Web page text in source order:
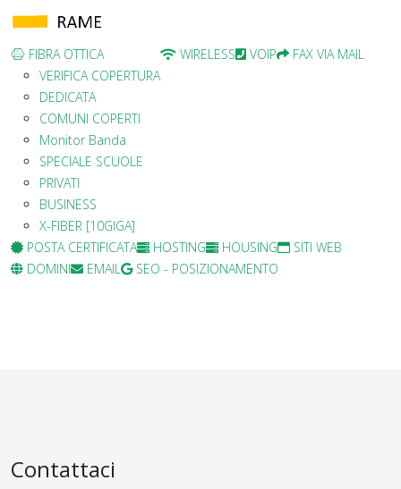
FIBRA OTTICA
VERIFICA COPERTURA
DEDICATA
COMUNI COPERTI
Monitor Banda
SPECIALE SCUOLE
PRIVATI
BUSINESS
X-FIBER [10GIGA]
WIRELESS VOIP FAX VIA MAIL
POSTA CERTIFICATA HOSTING HOUSING
SITI WEB
DOMINI
EMAIL SEO - POSIZIONAMENTO
Contattaci